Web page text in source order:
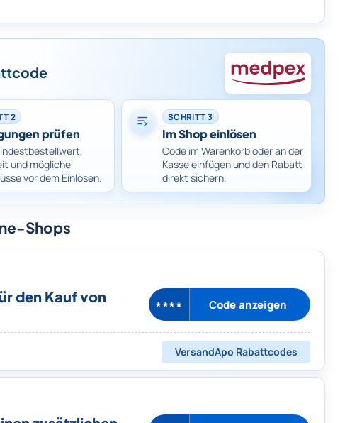
2
prüfen
und mögliche
vor dem Einlösen.
SCHRITT 3
Im Shop einlösen
Code im Warenkorb oder an der
Kasse einfügen und den Rabatt
direkt sichern.
Shops
den Kauf von
**** Code anzeigen
VersandApo Rabattcodes